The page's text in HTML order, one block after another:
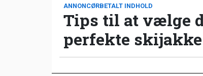
ANNONCØRBETALT INDHOLD
Tips til at vælge
perfekte